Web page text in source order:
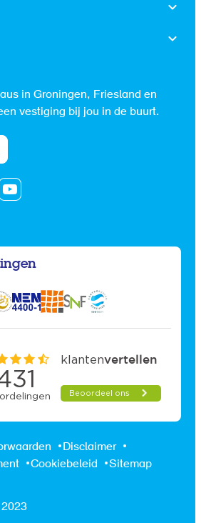
in Groningen, Friesland en
vestiging bij jou in de buurt.
Disclaimer
Cookiebeleid Sitemap